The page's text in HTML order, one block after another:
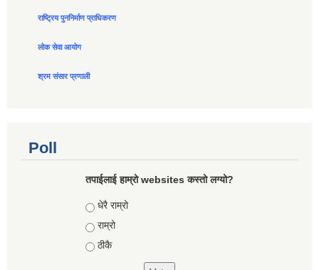
राष्ट्रिय पुननिर्माण प्राधिकरण
लोक सेवा आयोग
श्रम संसार प्रणाली
Poll
तपाईलाई हाम्रो websites कस्तो लग्यो?
Choices
धेरै राम्रो
राम्रो
ठीकै